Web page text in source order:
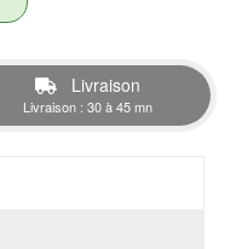
Livraison
Livraison : 30 à 45 mn